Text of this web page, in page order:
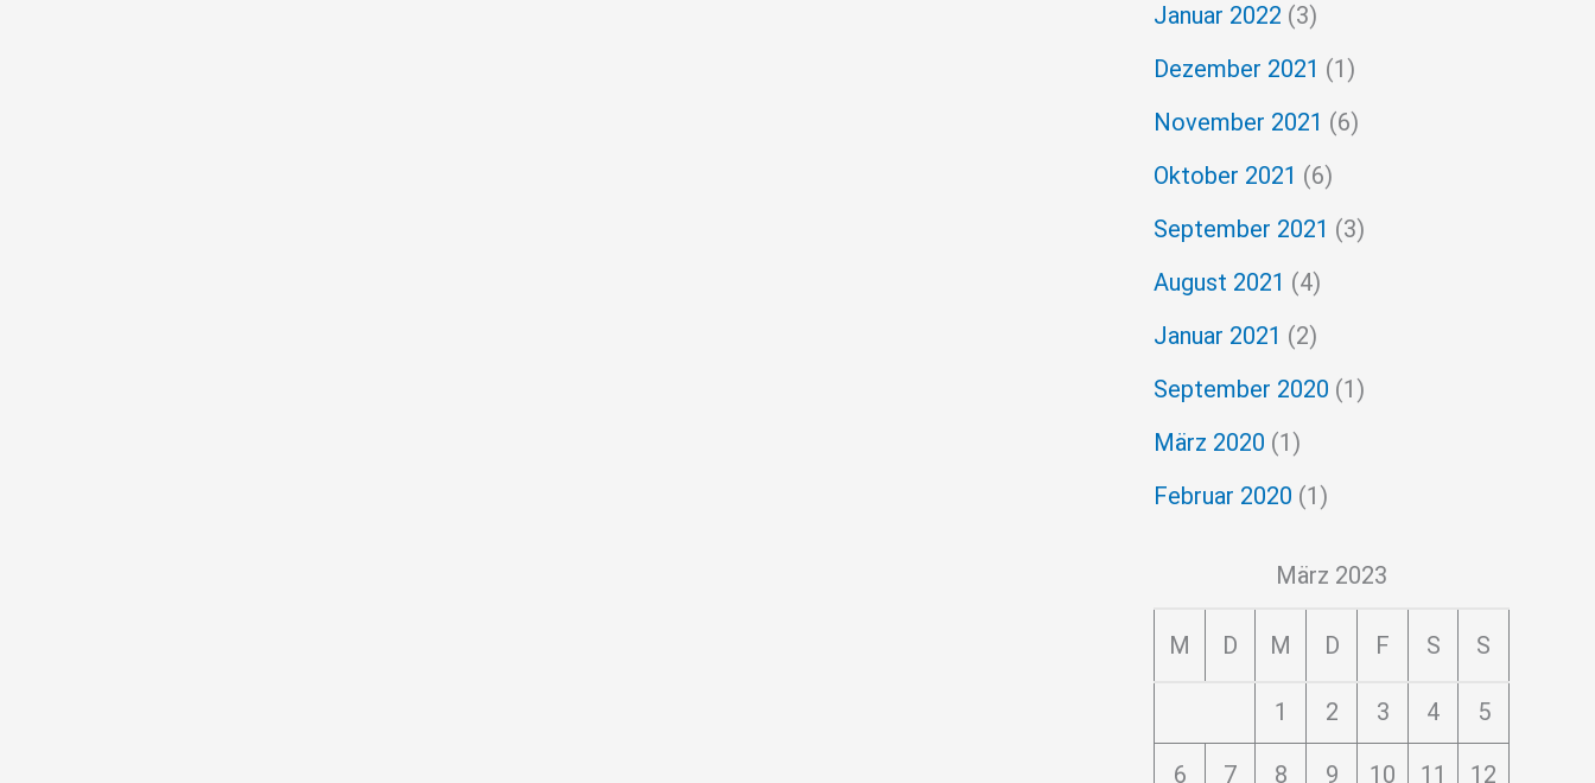
Januar 2022 (3)
Dezember 2021 (1)
November 2021 (6)
Oktober 2021 (6)
September 2021 (3)
August 2021 (4)
Januar 2021 (2)
September 2020 (1)
März 2020 (1)
Februar 2020 (1)
März 2023
M D M D F S S
1 2 3 4 5
6 7 8 9 10 11 12